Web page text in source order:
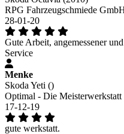
RPG Fahrzeugschmiede
28-01-20
Gute Arbeit, angemessener
Service
Menke
Skoda Yeti ()
Optimal - Die
17-12-19
gute werkstatt.